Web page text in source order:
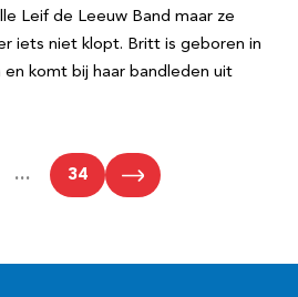
Leif de Leeuw Band maar ze
iets niet klopt. Britt is geboren in
komt bij haar bandleden uit
… 34